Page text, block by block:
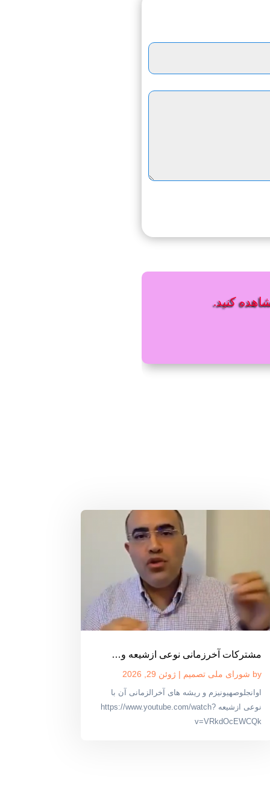
کنید.
مشترکات آخرزمانی نوعی ازشیعه و…
by شورای ملی تصمیم | ژوئن 29, 2026
اوانجلوصهیونیزم و ریشه های آخرالزمانی آن با
نوعی ازشیعه https://www.youtube.com/watch?
v=VRkdOcEWCQk